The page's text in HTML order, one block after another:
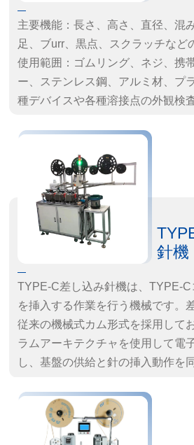
主要機能：長さ、高さ、直径、混
足、ブurr、黒点、スクラッチなど
使用範囲：ゴムリング、ネジ、携
ー、ステンレス鋼、アルミ材、プ
種デバイスや各種溶接点の外観検
針機
TYPE-C差し込み針機は、TYPE-
を挿入する作業を行う機械です。
従来の機械式カム形式を採用して
ラムアーキテクチャを使用して電
し、基盤の供給と針の挿入動作を
製品の特長：
· 信頼性の高い設計で安定した生
20本/秒、1200回転/分